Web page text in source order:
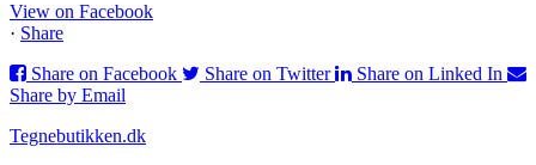
View on Facebook
· Share
Share on Facebook
Share on Twitter
Share on Linked In
Share by Email
Tegnebutikken.dk